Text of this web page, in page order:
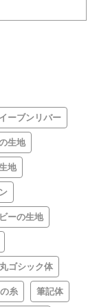
イーブンリバー
生地
地
ーの生地
丸ゴシック体
糸 筆記体